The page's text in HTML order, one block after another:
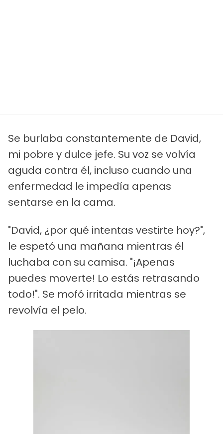
Se burlaba constantemente de David,
mi pobre y dulce jefe. Su voz se volvía
aguda contra él, incluso cuando una
enfermedad le impedía apenas
sentarse en la cama.
"David, ¿por qué intentas vestirte hoy?",
le espetó una mañana mientras él
luchaba con su camisa. "¡Apenas
puedes moverte! Lo estás retrasando
todo!". Se mofó irritada mientras se
revolvía el pelo.